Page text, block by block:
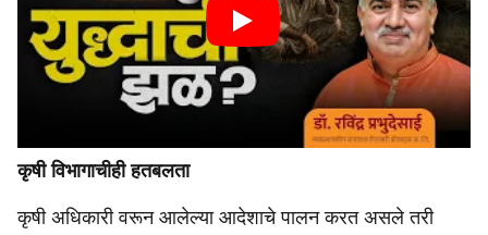
कृषी विभागाचीही हतबलता
कृषी अधिकारी वरून आलेल्या आदेशाचे पालन करत असले तरी